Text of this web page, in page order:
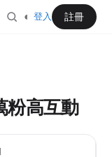
◐ 登入 註冊
粉高互動